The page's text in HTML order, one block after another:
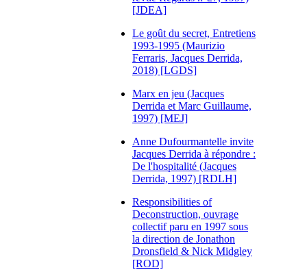
[JDEA]
Le goût du secret, Entretiens
1993-1995 (Maurizio
Ferraris, Jacques Derrida,
2018) [LGDS]
Marx en jeu (Jacques
Derrida et Marc Guillaume,
1997) [MEJ]
Anne Dufourmantelle invite
Jacques Derrida à répondre :
De l'hospitalité (Jacques
Derrida, 1997) [RDLH]
Responsibilities of
Deconstruction, ouvrage
collectif paru en 1997 sous
la direction de Jonathon
Dronsfield & Nick Midgley
[ROD]